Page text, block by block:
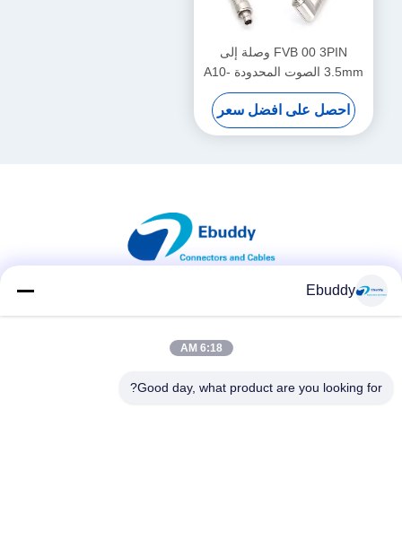
FVB 00 3PIN وصلة إلى
3.5mm الصوت المحدودة A10-
TX كابل رمز الوقت
احصل على افضل سعر
اتصال سريع
Ebuddy
6:18 AM
Good day, what product are you looking for?